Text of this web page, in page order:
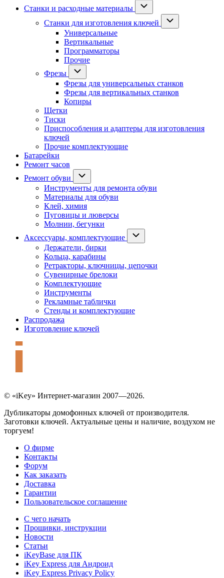
Станки и расходные материалы
Станки для изготовления ключей
Универсальные
Вертикальные
Программаторы
Прочие
Фрезы
Фрезы для универсальных станков
Фрезы для вертикальных станков
Копиры
Щетки
Тиски
Приспособления и адаптеры для изготовления
ключей
Прочие комплектующие
Батарейки
Ремонт часов
Ремонт обуви
Инструменты для ремонта обуви
Материалы для обуви
Клей, химия
Пуговицы и люверсы
Молнии, бегунки
Аксессуары, комплектующие
Держатели, бирки
Кольца, карабины
Ретракторы, ключницы, цепочки
Сувенирные брелоки
Комплектующие
Инструменты
Рекламные таблички
Стенды и комплектующие
Распродажа
Изготовление ключей
© «iKey» Интернет-магазин 2007—2026.
Дубликаторы домофонных ключей от производителя.
Заготовки ключей. Актуальные цены и наличие, воздухом не
торгуем!
О фирме
Контакты
Форум
Как заказать
Доставка
Гарантии
Пользовательское соглашение
С чего начать
Прошивки, инструкции
Новости
Статьи
iKeyBase для ПК
iKey Express для Андроид
iKey Express Privacy Policy